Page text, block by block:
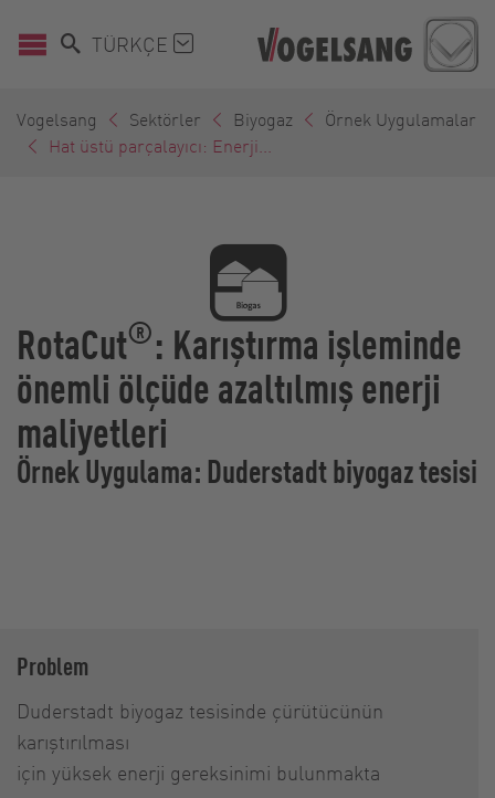
TÜRKÇE
Vogelsang Sektörler Biyogaz
Örnek Uygulamalar
Hat üstü parçalayıcı: Enerji...
RotaCut®: Karıştırma işleminde
önemli ölçüde azaltılmış enerji
maliyetleri
Örnek Uygulama: Duderstadt biyogaz tesisi
Problem
Duderstadt biyogaz tesisinde çürütücünün
karıştırılması
için yüksek enerji gereksinimi bulunmakta